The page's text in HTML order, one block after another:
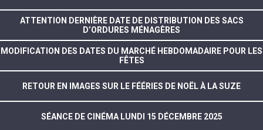
ATTENTION DERNIÈRE DATE DE DISTRIBUTION DES SACS
D’ORDURES MÉNAGÈRES
MODIFICATION DES DATES DU MARCHÉ HEBDOMADAIRE POUR LES
FÊTES
RETOUR EN IMAGES SUR LE FÉÉRIES DE NOËL À LA SUZE
SÉANCE DE CINÉMA LUNDI 15 DÉCEMBRE 2025